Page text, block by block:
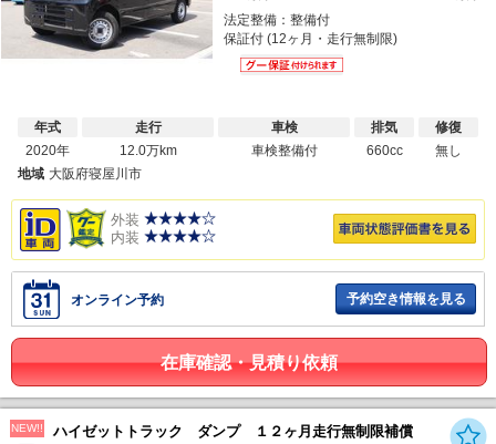
法定整備：整備付
保証付 (12ヶ月・走行無制限)
年式
2020年
走行
12.0万km
車検
車検整備付
排気
660cc
修復
無し
地域 大阪府寝屋川市
外装
内装
オンライン予約 予約空き情報を見る
在庫確認・見積り依頼
NEW!! ハイゼットトラック ダンプ １２ヶ月走行無制限補償